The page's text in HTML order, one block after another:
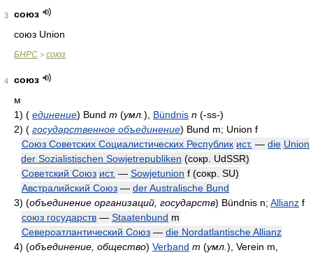
3
союз
союз Union
БНРС > союз
4
союз
м
1) ( единение) Bund m (умл. ) Bündnis n (-ss-)
2) ( государственное объединение) Bund m; Union f
Союз Советских Социалистических Республик ист. — die Union
der Sozialistischen Sowjetrepubliken (сокр. UdSSR)
Советский Союз ист. — Sowjetunion f (сокр. SU)
Австралийский Союз — der Australische Bund
3) (объединение организаций, государств) Bündnis n; Allianz f
союз государств — Staatenbund m
Североатлантический Союз — die Nordatlantische Allianz
4) (объединение, общество) Verband m (умл. ) , Verein m,